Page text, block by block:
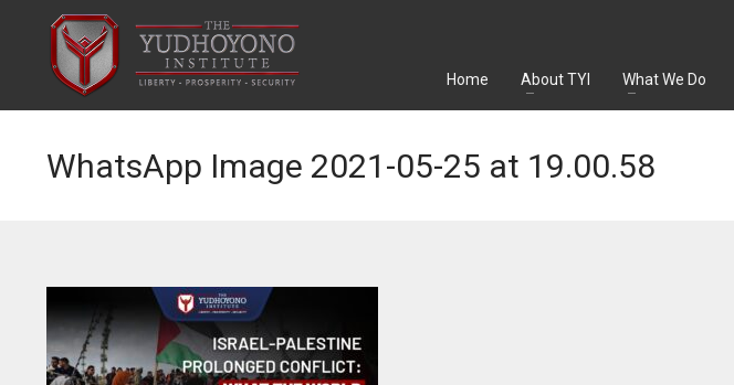
Home About TYI What We Do
WhatsApp Image 2021-05-25 at 19.00.58